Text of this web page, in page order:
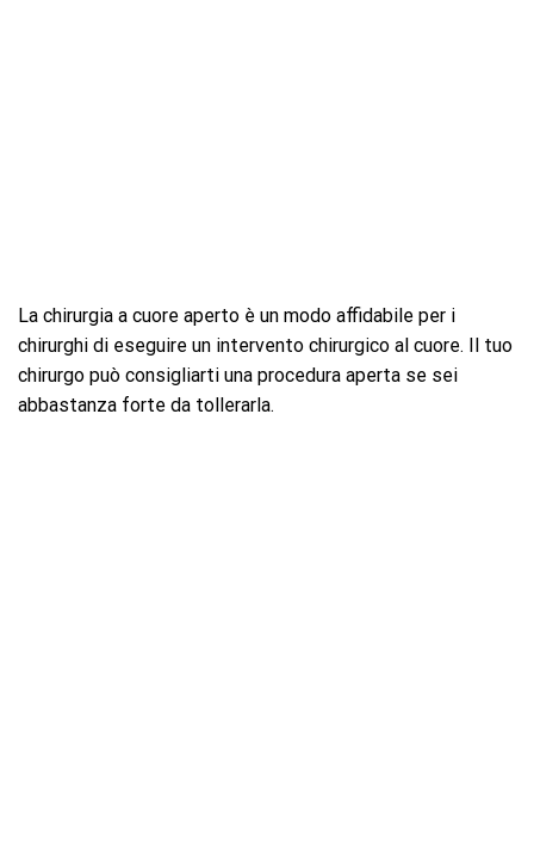
La chirurgia a cuore aperto è un modo affidabile per i
chirurghi di eseguire un intervento chirurgico al cuore. Il tuo
chirurgo può consigliarti una procedura aperta se sei
abbastanza forte da tollerarla.